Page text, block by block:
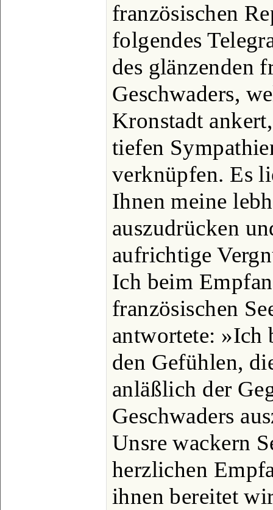
französischen
folgendes
des glänzenden
Geschwaders,
Kronstadt
tiefen
verknüpfen. Es
Ihnen meine
auszudrücken
aufrichtige
Ich beim
französischen
antwortete: »Ich
den Gefühlen,
anläßlich der
Geschwaders
Unsre wackern
herzlichen
ihnen bereitet